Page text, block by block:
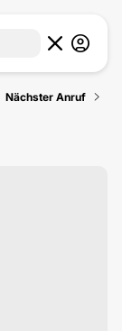
Nächster Anruf